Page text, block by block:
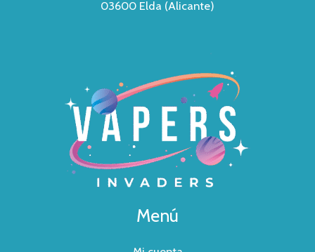
03600 Elda (Alicante)
Menú